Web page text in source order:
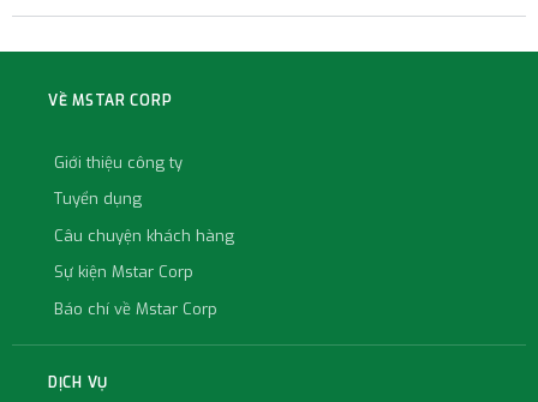
VỀ MSTAR CORP
Giới thiệu công ty
Tuyển dụng
Câu chuyện khách hàng
Sự kiện Mstar Corp
Báo chí về Mstar Corp
DỊCH VỤ